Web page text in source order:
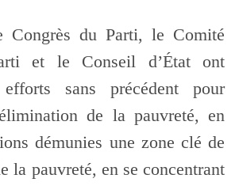
Congrès du Parti, le Comité
et le Conseil d’État ont
sans précédent pour
de la pauvreté, en
démunies une zone clé de
la pauvreté, en se concentrant